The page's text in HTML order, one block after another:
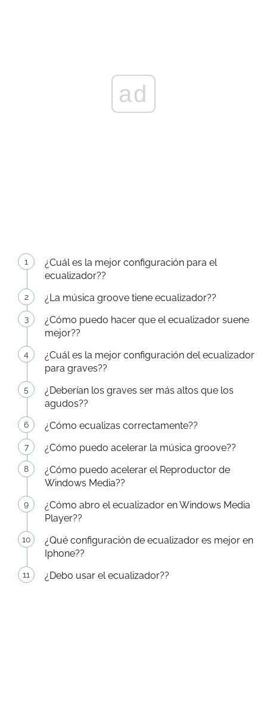
ad
¿Cuál es la mejor configuración para el
ecualizador??
¿La música groove tiene ecualizador??
¿Cómo puedo hacer que el ecualizador suene
mejor??
¿Cuál es la mejor configuración del ecualizador
para graves??
¿Deberían los graves ser más altos que los
agudos??
¿Cómo ecualizas correctamente??
¿Cómo puedo acelerar la música groove??
¿Cómo puedo acelerar el Reproductor de
Windows Media??
¿Cómo abro el ecualizador en Windows Media
Player??
¿Qué configuración de ecualizador es mejor en
Iphone??
¿Debo usar el ecualizador??